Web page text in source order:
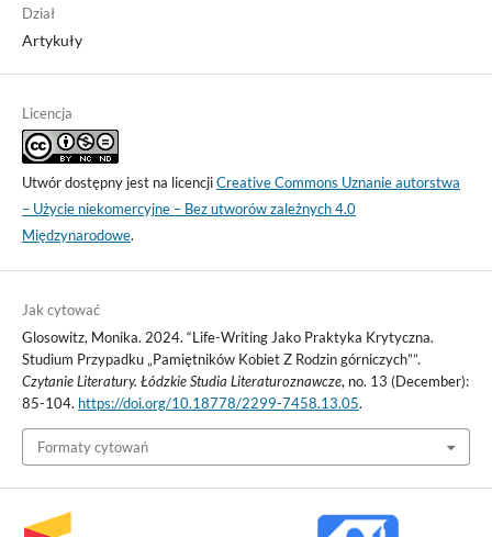
Dział
Artykuły
Licencja
Utwór dostępny jest na licencjiCreative Commons Uznanie autorstwa
– Użycie niekomercyjne – Bez utworów zależnych 4.0
Międzynarodowe.
Jak cytować
Glosowitz, Monika. 2024. “Life-Writing Jako Praktyka Krytyczna.
Studium Przypadku „Pamiętników Kobiet Z Rodzin górniczych””.
Czytanie Literatury. Łódzkie Studia Literaturoznawcze, no. 13 (December):
85-104. https://doi.org/10.18778/2299-7458.13.05.
Formaty cytowań